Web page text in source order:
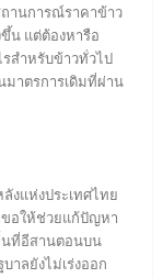
านการณ์ราคาข้าว
น แต่ต้องหารือ
สำหรับข้าวทั่วไป
มาตรการเดิมที่ผ่าน
งแห่งประเทศไทย
ขอให้ช่วยแก้ปัญหา
นที่อีสานตอนบน
าลยังไม่เร่งออก